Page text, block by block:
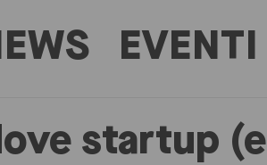
EVENTI
startup (e